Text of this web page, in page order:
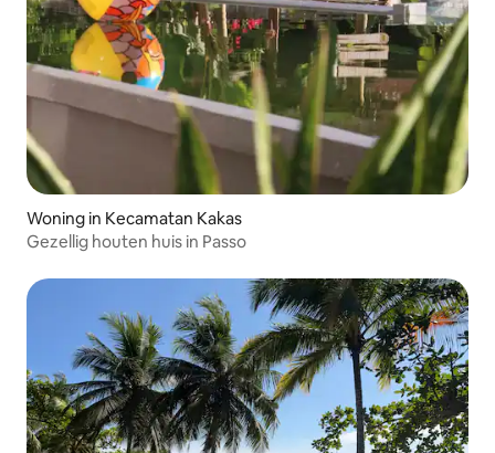
Woning in Kecamatan Kakas
Gezellig houten huis in Passo